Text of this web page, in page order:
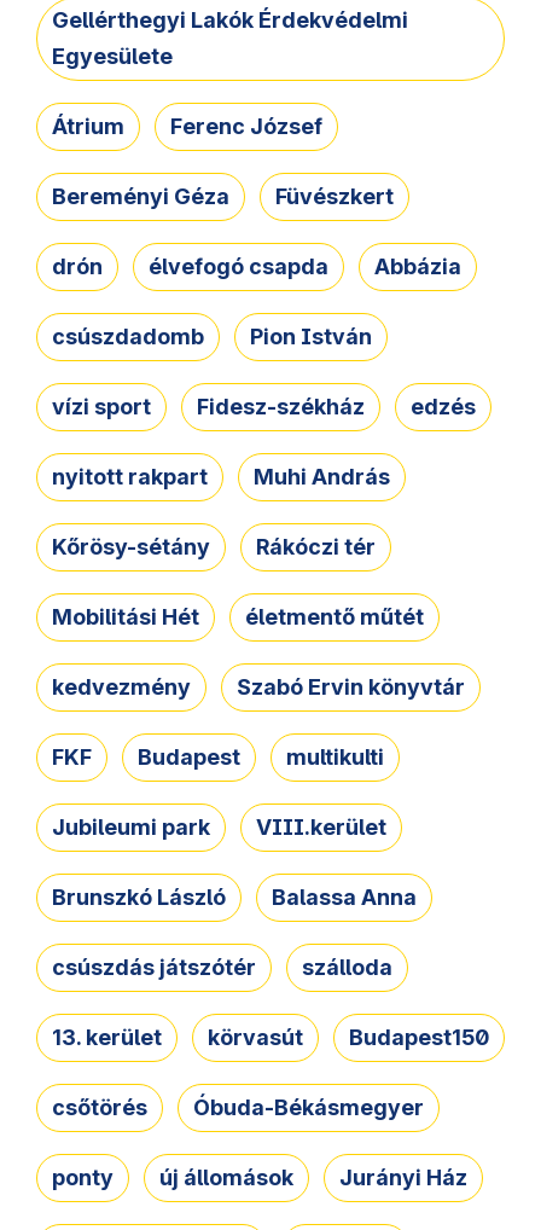
Gellérthegyi Lakók Érdekvédelmi
Egyesülete
Átrium Ferenc József
Bereményi Géza Füvészkert
drón élvefogó csapda Abbázia
csúszdadomb Pion István
vízi sport Fidesz-székház edzés
nyitott rakpart Muhi András
Kőrösy-sétány Rákóczi tér
Mobilitási Hét életmentő műtét
kedvezmény Szabó Ervin könyvtár
FKF Budapest multikulti
Jubileumi park VIII.kerület
Brunszkó László Balassa Anna
csúszdás játszótér szálloda
13. kerület körvasút Budapest150
csőtörés Óbuda-Békásmegyer
ponty új állomások Jurányi Ház